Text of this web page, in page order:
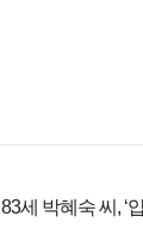
83세 박혜숙 씨, ‘